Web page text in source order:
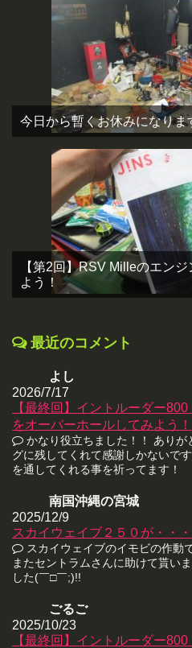
今日から暫くお休みになりま
【第2回】RSV Milleのエン
よう！
最近のコメント
よし
2026/7/17
【最終回】イントルーダー
をオーバーホールしてみよう！
かなり役立ちました！！ あり
グに残してくれて感謝しかないで
を通してくれる事を祈ってます！
南国沖縄の宮城
2025/12/9
スカイウェイブ２５０が・・・
スカイウェイブのイモビの作動
またセントラムさんに助けて貰い
した(￣□￣;)!!
ごるご
2025/10/23
【最終回】イントルーダー